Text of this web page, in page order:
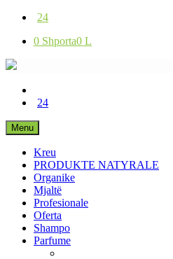
24
0 Shporta0 L
24
Menu
Kreu
PRODUKTE NATYRALE
Organike
Mjaltë
Profesionale
Oferta
Shampo
Parfume